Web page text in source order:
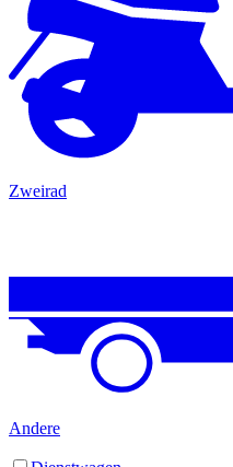
Zweirad
Andere